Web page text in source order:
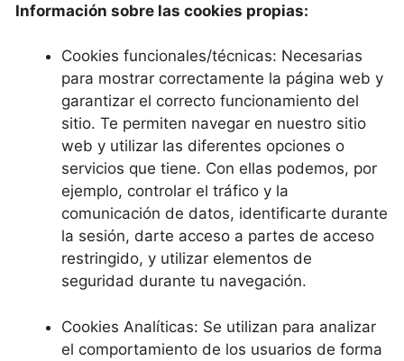
Información sobre las cookies propias:
Cookies funcionales/técnicas: Necesarias
para mostrar correctamente la página web y
garantizar el correcto funcionamiento del
sitio. Te permiten navegar en nuestro sitio
web y utilizar las diferentes opciones o
servicios que tiene. Con ellas podemos, por
ejemplo, controlar el tráfico y la
comunicación de datos, identificarte durante
la sesión, darte acceso a partes de acceso
restringido, y utilizar elementos de
seguridad durante tu navegación.
Cookies Analíticas: Se utilizan para analizar
el comportamiento de los usuarios de forma